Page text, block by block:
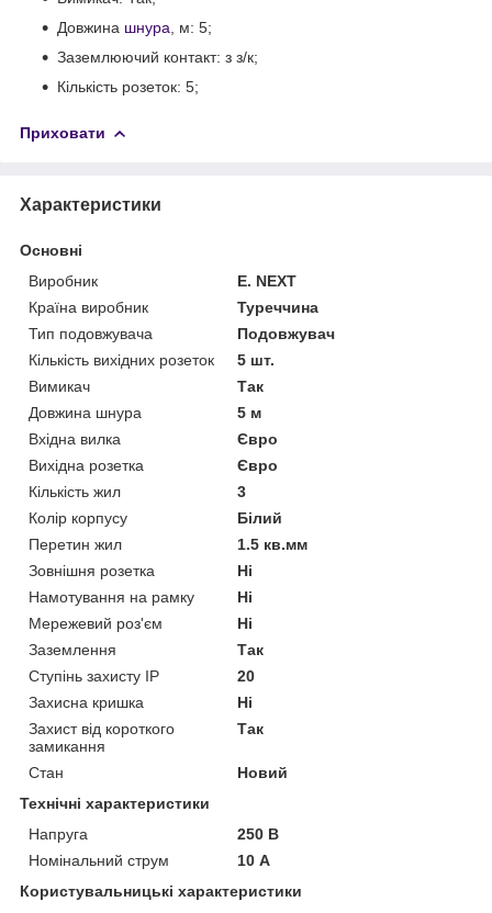
Довжина шнура , м: 5;
Заземлюючий контакт: з з/к;
Кількість розеток: 5;
Приховати
Характеристики
Основні
Виробник
E. NEXT
Країна виробник
Туреччина
Тип подовжувача
Подовжувач
Кількість вихідних розеток
5 шт.
Вимикач
Так
Довжина шнура
5 м
Вхідна вилка
Євро
Вихідна розетка
Євро
Кількість жил
3
Колір корпусу
Білий
Перетин жил
1.5 кв.мм
Зовнішня розетка
Ні
Намотування на рамку
Ні
Мережевий роз'єм
Ні
Заземлення
Так
Ступінь захисту IP
20
Захисна кришка
Ні
Захист від короткого
замикання
Так
Стан
Новий
Технічні характеристики
Напруга
250 В
Номінальний струм
10 А
Користувальницькі характеристики